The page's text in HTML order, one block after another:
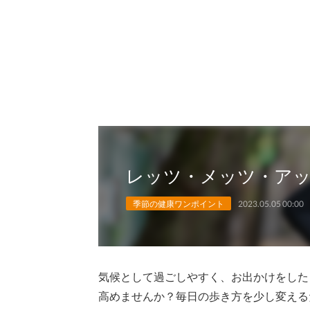
レッツ・メッツ・ア
季節の健康ワンポイント 2023.05.05 00:00
気候として過ごしやすく、お出かけをし
高めませんか？毎日の歩き方を少し変え